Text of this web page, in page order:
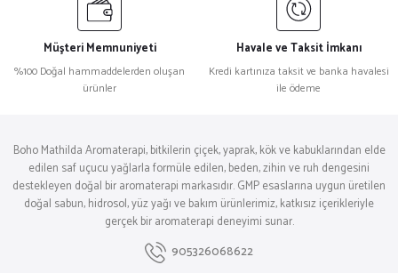
Müşteri Memnuniyeti
%100 Doğal hammaddelerden oluşan
ürünler
Havale ve Taksit İmkanı
Kredi kartınıza taksit ve banka havalesi
ile ödeme
Boho Mathilda Aromaterapi, bitkilerin çiçek, yaprak, kök ve kabuklarından elde
edilen saf uçucu yağlarla formüle edilen, beden, zihin ve ruh dengesini
destekleyen doğal bir aromaterapi markasıdır. GMP esaslarına uygun üretilen
doğal sabun, hidrosol, yüz yağı ve bakım ürünlerimiz, katkısız içerikleriyle
gerçek bir aromaterapi deneyimi sunar.
905326068622